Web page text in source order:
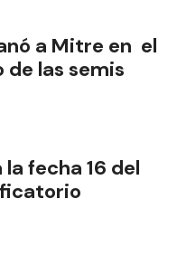
a Mitre en el
las semis
fecha 16 del